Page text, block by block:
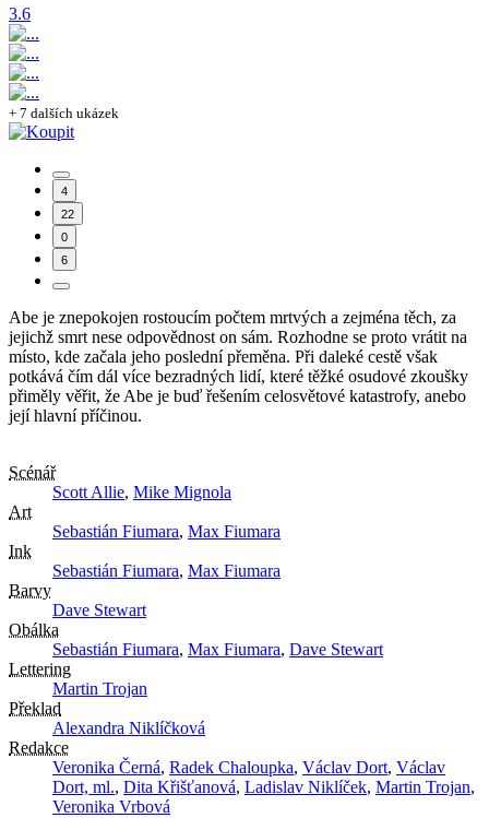
3.6
+ 7 dalších ukázek
4
22
0
6
Abe je znepokojen rostoucím počtem mrtvých a zejména těch, za
jejichž smrt nese odpovědnost on sám. Rozhodne se proto vrátit na
místo, kde začala jeho poslední přeměna. Při daleké cestě však
potkává čím dál více bezradných lidí, které těžké osudové zkoušky
přiměly věřit, že Abe je buď řešením celosvětové katastrofy, anebo
její hlavní příčinou.
Scénář
Scott Allie, Mike Mignola
Art
Sebastián Fiumara, Max Fiumara
Ink
Sebastián Fiumara, Max Fiumara
Barvy
Dave Stewart
Obálka
Sebastián Fiumara, Max Fiumara, Dave Stewart
Lettering
Martin Trojan
Překlad
Alexandra Niklíčková
Redakce
Veronika Černá, Radek Chaloupka, Václav Dort, Václav
Dort, ml., Dita Křišťanová, Ladislav Niklíček, Martin Trojan,
Veronika Vrbová